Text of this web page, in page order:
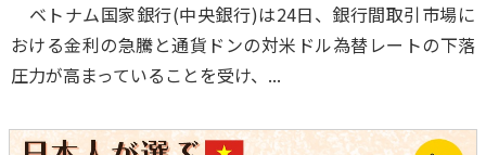
ベトナム国家銀行(中央銀行)は24日、銀行間取引市場に
おける金利の急騰と通貨ドンの対米ドル為替レートの下落
圧力が高まっていることを受け、...